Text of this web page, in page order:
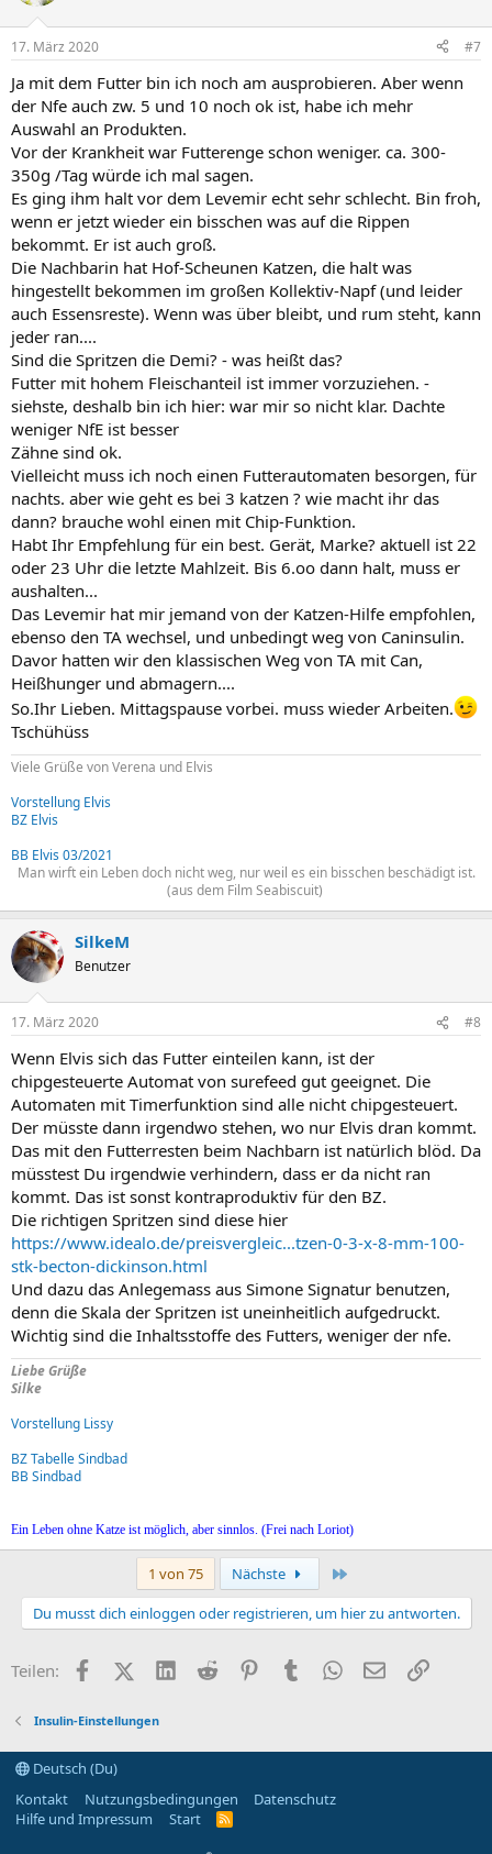
17. März 2020 #7
Ja mit dem Futter bin ich noch am ausprobieren. Aber wenn
der Nfe auch zw. 5 und 10 noch ok ist, habe ich mehr
Auswahl an Produkten.
Vor der Krankheit war Futterenge schon weniger. ca. 300-
350g /Tag würde ich mal sagen.
Es ging ihm halt vor dem Levemir echt sehr schlecht. Bin froh,
wenn er jetzt wieder ein bisschen was auf die Rippen
bekommt. Er ist auch groß.
Die Nachbarin hat Hof-Scheunen Katzen, die halt was
hingestellt bekommen im großen Kollektiv-Napf (und leider
auch Essensreste). Wenn was über bleibt, und rum steht, kann
jeder ran....
Sind die Spritzen die Demi? - was heißt das?
Futter mit hohem Fleischanteil ist immer vorzuziehen. -
siehste, deshalb bin ich hier: war mir so nicht klar. Dachte
weniger NfE ist besser
Zähne sind ok.
Vielleicht muss ich noch einen Futterautomaten besorgen, für
nachts. aber wie geht es bei 3 katzen ? wie macht ihr das
dann? brauche wohl einen mit Chip-Funktion.
Habt Ihr Empfehlung für ein best. Gerät, Marke? aktuell ist 22
oder 23 Uhr die letzte Mahlzeit. Bis 6.oo dann halt, muss er
aushalten...
Das Levemir hat mir jemand von der Katzen-Hilfe empfohlen,
ebenso den TA wechsel, und unbedingt weg von Caninsulin.
Davor hatten wir den klassischen Weg von TA mit Can,
Heißhunger und abmagern....
So.Ihr Lieben. Mittagspause vorbei. muss wieder Arbeiten.
Tschühüss
Viele Grüße von Verena und Elvis
Vorstellung Elvis
BZ Elvis
BB Elvis 03/2021
Man wirft ein Leben doch nicht weg, nur weil es ein bisschen beschädigt ist.
(aus dem Film Seabiscuit)
SilkeM
Benutzer
17. März 2020 #8
Wenn Elvis sich das Futter einteilen kann, ist der
chipgesteuerte Automat von surefeed gut geeignet. Die
Automaten mit Timerfunktion sind alle nicht chipgesteuert.
Der müsste dann irgendwo stehen, wo nur Elvis dran kommt.
Das mit den Futterresten beim Nachbarn ist natürlich blöd. Da
müsstest Du irgendwie verhindern, dass er da nicht ran
kommt. Das ist sonst kontraproduktiv für den BZ.
Die richtigen Spritzen sind diese hier
https://www.idealo.de/preisvergleic...tzen-0-3-x-8-mm-100-
stk-becton-dickinson.html
Und dazu das Anlegemass aus Simone Signatur benutzen,
denn die Skala der Spritzen ist uneinheitlich aufgedruckt.
Wichtig sind die Inhaltsstoffe des Futters, weniger der nfe.
Liebe Grüße
Silke
Vorstellung Lissy
BZ Tabelle Sindbad
BB Sindbad
Ein Leben ohne Katze ist möglich, aber sinnlos. (Frei nach Loriot)
1 von 75 Nächste
Du musst dich einloggen oder registrieren, um hier zu antworten.
Teilen: FacebookX (Twitter)
LinkedIn
Reddit PinterestTumblr WhatsApp
E-MailLink
Insulin-Einstellungen
Deutsch (Du)
Kontakt
Nutzungsbedingungen
Datenschutz
Hilfe und Impressum
Start
R